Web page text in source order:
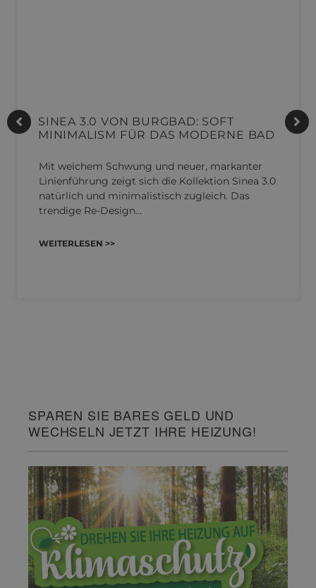
SINEA 3.0 VON BURGBAD: SOFT
MINIMALISM FÜR DAS MODERNE BAD
Mit weichem Schwung und neuer, markanter
Linienführung zeigt sich die Kollektion Sinea 3.0
natürlich und minimalistisch zugleich. Das
trendige Re-Design…
WEITERLESEN >>
SPAREN SIE BARES GELD UND
WECHSELN JETZT IHRE HEIZUNG!